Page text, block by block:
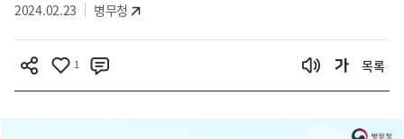
2024.02.23 병무청
1 목록